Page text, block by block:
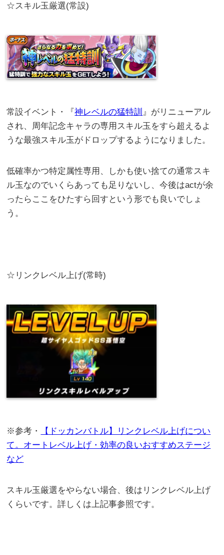
☆スキル玉厳選(常設)
常設イベント・『神レベルの猛特訓 』がリニューアル
され、周年記念キャラの専用スキル玉をすら超えるよ
うな最強スキル玉がドロップするようになりました。
低確率かつ特定属性専用、しかも使い捨ての通常スキ
ル玉なのでいくらあっても足りないし、今後はactが余
ったらここをひたすら回すという形でも良いでしょ
う。
☆リンクレベル上げ(常時)
※参考・
【ドッカンバトル】リンクレベル上げについ
て。オートレベル上げ・効率の良いおすすめステージ
など
スキル玉厳選をやらない場合、後はリンクレベル上げ
くらいです。詳しくは上記事参照です。